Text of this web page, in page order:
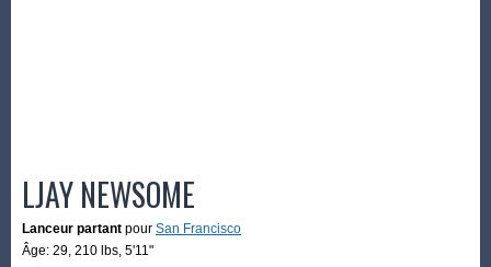
LJAY NEWSOME
Lanceur partant pour San Francisco
Âge: 29, 210 lbs, 5'11"